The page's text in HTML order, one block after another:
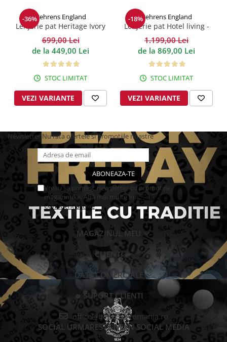
-36%Behrens England
Lenjerie pat Heritage Ivory
Bumbac 600TC
699,00 Lei
de la 449,00 Lei
STOC LIMITAT
VEZI VARIANTE
-18%Behrens England
Lenjerie pat Hotel living -
Flax 1000TC
1.199,00 Lei
de la 869,00 Lei
STOC LIMITAT
VEZI VARIANTE
Newsletter Nu rata ofertele si promotiile noastre
Vreau sa primesc newsletter cu promotiile
magazinului. Afla mai multe in
Politica de
Confidentialitate
MAGAZINUL MEU
CLIENTI
DATE COMERCIALE
SUPORT CLIENTI
office@behrens-romania.ro
SOCIAL URMARESTE-NE IN SOCIAL MEDIA